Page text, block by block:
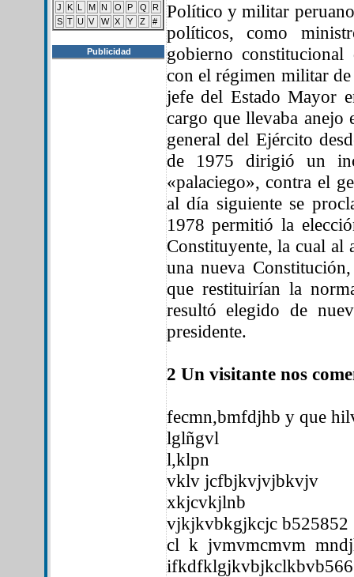
J
K L M N O P Q
R
S T U V W X Y Z #
Publicidad
Político y militar
políticos, como
gobierno
con el régimen militar
jefe del Estado Mayor
cargo que llevaba
general del Ejército
de 1975 dirigió un
«palaciego», contra el
al día siguiente se
1978 permitió la
Constituyente, la cual al
una nueva
que restituirían la
resultó elegido de
presidente.
2 Un visitante nos
fecmn,bmfdjhb y que
lglñgvl
l,klpn
vklv jcfbjkvjvjbkvjv
xkjcvkjlnb
vjkjkvbkgjkcjc b525852
cl k jvmvmcmvm